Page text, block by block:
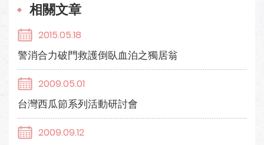
相關文章
2015.05.18
警消合力破門救護倒臥血泊之獨居翁
2009.05.01
台灣西瓜節系列活動研討會
2009.09.12